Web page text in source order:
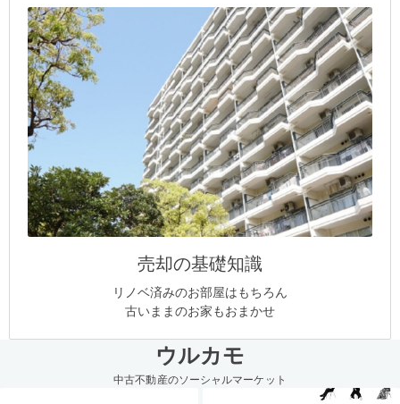
売却の基礎知識
リノベ済みのお部屋はもちろん
古いままのお家もおまかせ
ウルカモ
中古不動産のソーシャルマーケット